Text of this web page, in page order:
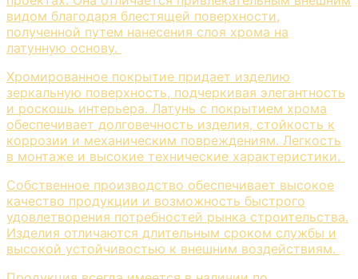
видом благодаря блестящей поверхности,
полученной путем нанесения слоя хрома на
латунную основу.
Хромированное покрытие придает изделию
зеркальную поверхность, подчеркивая элегантность
и роскошь интерьера. Латунь с покрытием хрома
обеспечивает долговечность изделия, стойкость к
коррозии и механическим повреждениям. Легкость
в монтаже и высокие технические характеристики.
Собственное производство обеспечивает высокое
качество продукции и возможность быстрого
удовлетворения потребностей рынка строительства.
Изделия отличаются длительным сроком службы и
высокой устойчивостью к внешним воздействиям.